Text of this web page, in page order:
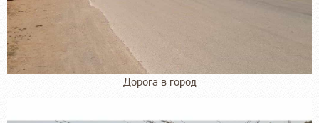
Дорога в город